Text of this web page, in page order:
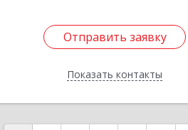
Отправить заявку
Показать контакты
Отправить заявку
Назад